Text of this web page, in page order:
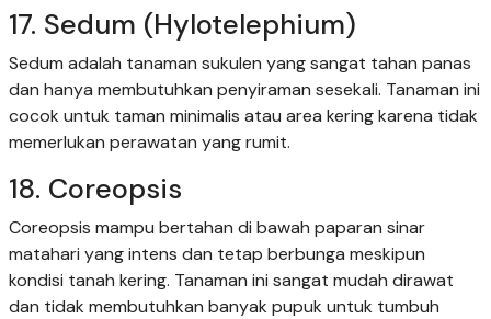
17. Sedum (Hylotelephium)
Sedum adalah tanaman sukulen yang sangat tahan panas
dan hanya membutuhkan penyiraman sesekali. Tanaman ini
cocok untuk taman minimalis atau area kering karena tidak
memerlukan perawatan yang rumit.
18. Coreopsis
Coreopsis mampu bertahan di bawah paparan sinar
matahari yang intens dan tetap berbunga meskipun
kondisi tanah kering. Tanaman ini sangat mudah dirawat
dan tidak membutuhkan banyak pupuk untuk tumbuh